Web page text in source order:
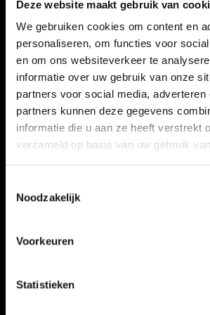
Deze website maakt gebruik van
We gebruiken cookies om content en
personaliseren, om functies voor
en om ons websiteverkeer te
informatie over uw gebruik van onze
partners voor social media, adverteren
partners kunnen deze gegevens
informatie die u aan ze heeft verstrekt
verzameld op basis van uw gebruik
Noodzakelijk
Voorkeuren
Statistieken
Radio
Spraakbediening
Multimedia-voorbereiding
Autoverzekeringen
Verkoop
Auto onderhoud
Over Autobedrijf De Baaij